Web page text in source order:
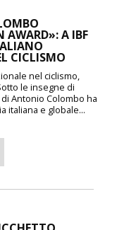
AWARD»: A IBF
CICLISMO
nel ciclismo,
le insegne di
Antonio Colombo ha
italiana e globale...